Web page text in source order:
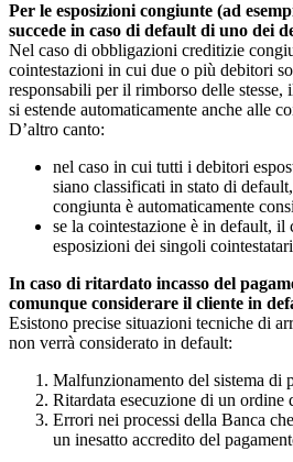
Per le esposizioni congiunte (ad
succede in caso di default di uno dei
Nel caso di obbligazioni creditizie
cointestazioni in cui due o più debitori
responsabili per il rimborso delle
si estende automaticamente anche alle
D’altro canto:
nel caso in cui tutti i debitori
siano classificati in stato di
congiunta è automaticamente
se la cointestazione è in default,
esposizioni dei singoli cointestatari
In caso di ritardato incasso del
comunque considerare il cliente in
Esistono precise situazioni tecniche di
non verrà considerato in default:
Malfunzionamento del sistema di
Ritardata esecuzione di un ordine
Errori nei processi della Banca
un inesatto accredito del